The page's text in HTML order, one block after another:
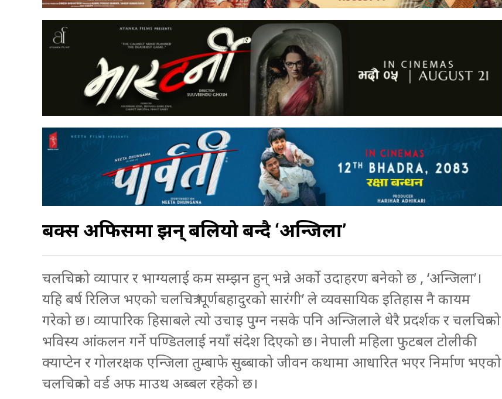
बक्स अफिसमा झन् बलियो बन्दै ‘अन्जिला’
चलचित्रको व्यापार र भाग्यलाई कम सम्झन हुन् भन्ने अर्को उदाहरण बनेको छ , ‘अन्जिला’।
यहि बर्ष रिलिज भएको चलचित्र ‘पूर्णबहादुरको सारंगी’ ले व्यवसायिक इतिहास नै कायम
गरेको छ। व्यापारिक हिसाबले त्यो उचाइ पुग्न नसके पनि अन्जिलाले धेरै प्रदर्शक र चलचित्रको
भविस्य आंकलन गर्ने पण्डितलाई नयाँ संदेश दिएको छ। नेपाली महिला फुटबल टोलीकी
क्याप्टेन र गोलरक्षक एन्जिला तुम्बाफे सुब्बाको जीवन कथामा आधारित भएर निर्माण भएको
चलचित्रको वर्ड अफ माउथ अब्बल रहेको छ।